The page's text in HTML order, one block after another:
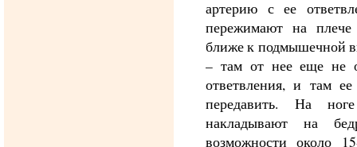
артерию с ее
пережимают на
ближе к подмышечной
– там от нее еще не
ответвления, и там
передавить. На
накладывают на
возможности около